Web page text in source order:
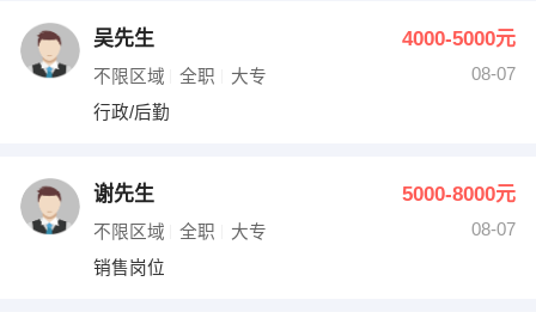
吴先生 4000-5000元
不限区域 全职 大专
08-07
行政/后勤
谢先生 5000-8000元
不限区域 全职 大专
08-07
销售岗位